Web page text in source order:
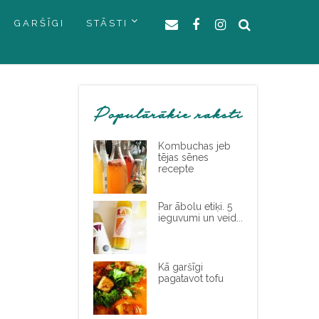
GARŠĪGI STĀSTI
Populārākie raksti
Kombuchas jeb
tējas sēnes
recepte
Par ābolu etiķi. 5
ieguvumi un veid...
Kā garšīgi
pagatavot tofu